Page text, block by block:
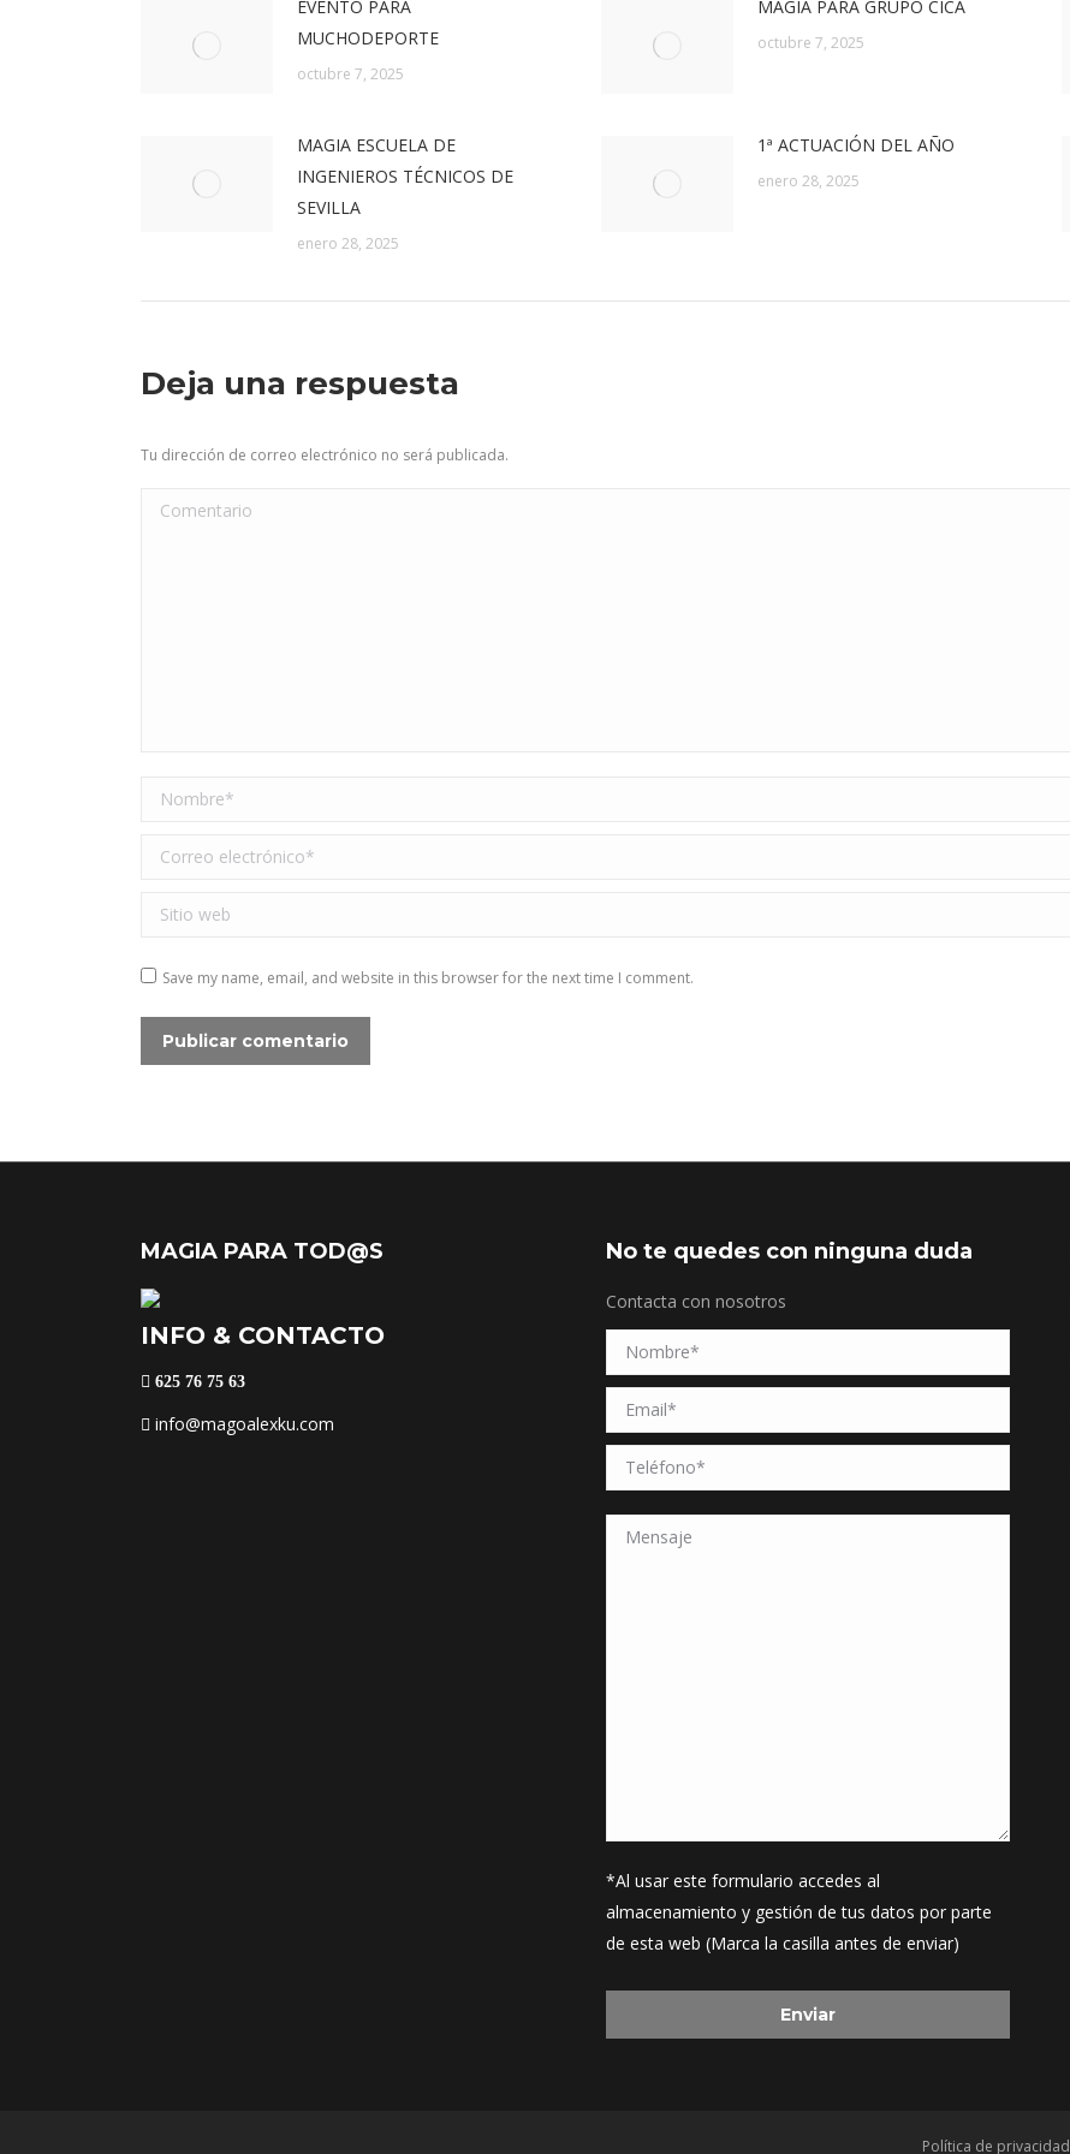
EVENTO PARA
MUCHODEPORTE
octubre 7, 2025
MAGIA PARA GRUPO CICA
octubre 7, 2025
MAGIA ESCUELA DE
INGENIEROS TÉCNICOS DE
SEVILLA
enero 28, 2025
1ª ACTUACIÓN DEL AÑO
enero 28, 2025
Deja una respuesta
Tu dirección de correo electrónico no será publicada.
Comentario
Nombre *
Correo electrónico *
Sitio web
Save my name, email, and website in this browser for the next time I comment.
Publicar comentario
MAGIA PARA TOD@S
INFO & CONTACTO
625 76 75 63
info@magoalexku.com
No te quedes con ninguna duda
Contacta con nosotros
*Al usar este formulario accedes al
almacenamiento y gestión de tus datos por parte
de esta web (Marca la casilla antes de enviar)
Política de privacidad